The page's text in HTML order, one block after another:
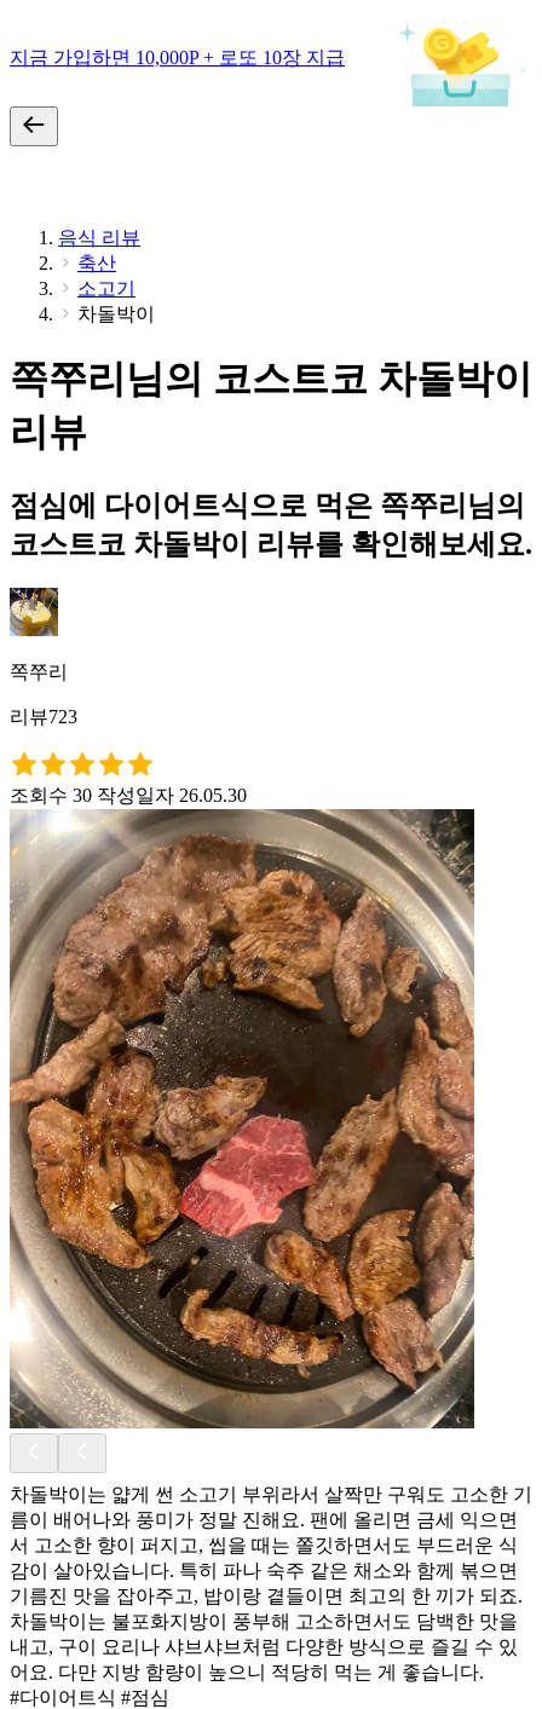
지금 가입하면 10,000P + 로또 10장 지급
음식 리뷰
축산
소고기
차돌박이
쪽쭈리님의 코스트코 차돌박이
리뷰
점심에 다이어트식으로 먹은 쪽쭈리님의
코스트코 차돌박이 리뷰를 확인해보세요.
쪽쭈리
리뷰723
조회수 30 작성일자 26.05.30
차돌박이는 얇게 썬 소고기 부위라서 살짝만 구워도 고소한 기
름이 배어나와 풍미가 정말 진해요. 팬에 올리면 금세 익으면
서 고소한 향이 퍼지고, 씹을 때는 쫄깃하면서도 부드러운 식
감이 살아있습니다. 특히 파나 숙주 같은 채소와 함께 볶으면
기름진 맛을 잡아주고, 밥이랑 곁들이면 최고의 한 끼가 되죠.
차돌박이는 불포화지방이 풍부해 고소하면서도 담백한 맛을
내고, 구이 요리나 샤브샤브처럼 다양한 방식으로 즐길 수 있
어요. 다만 지방 함량이 높으니 적당히 먹는 게 좋습니다.
#다이어트식 #점심